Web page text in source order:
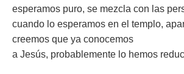
esperamos puro, se mezcla con las
cuando lo esperamos en el templo,
creemos que ya conocemos
a Jesús, probablemente lo hemos